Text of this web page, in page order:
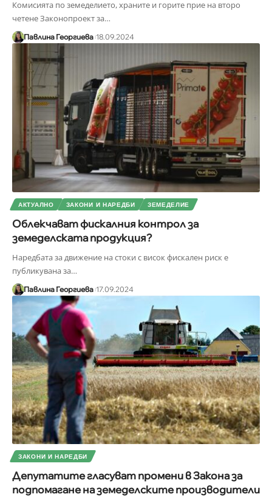
Комисията по земеделието, храните и горите прие на второ
четене Законопроект за…
Павлина Георгиева 18.09.2024
АКТУАЛНО ЗАКОНИ И НАРЕДБИ ЗЕМЕДЕЛИЕ
Облекчават фискалния контрол за
земеделската продукция?
Наредбата за движение на стоки с висок фискален риск е
публикувана за…
Павлина Георгиева 17.09.2024
ЗАКОНИ И НАРЕДБИ
Депутатите гласуват промени в Закона за
подпомагане на земеделските производители